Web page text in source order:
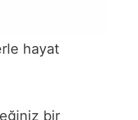
hayat
bir